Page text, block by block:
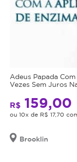
Adeus Papada
Vezes Sem Juros
R$ 159,00
ou 10x de R$ 17,70
Brooklin